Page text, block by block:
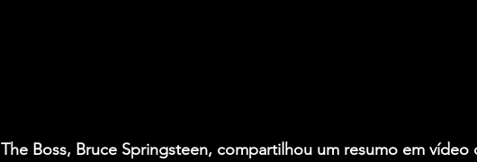
The Boss, Bruce Springsteen, compartilhou um resumo em vídeo